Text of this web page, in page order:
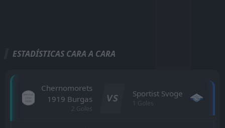
ESTADÍSTICAS CARA A CARA
Chernomorets
1919 Burgas
2 Goles
VS Sportist Svoge
1 Goles